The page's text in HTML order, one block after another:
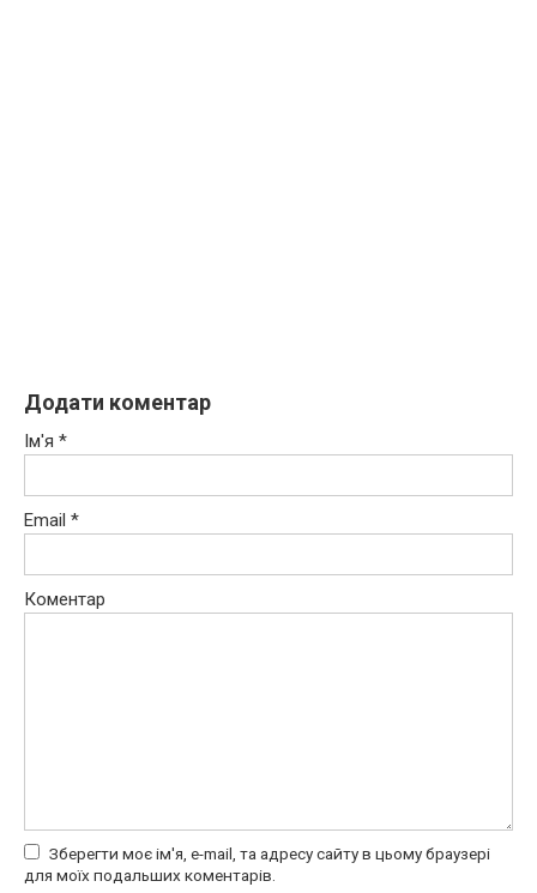
Додати коментар
Ім'я *
Email *
Коментар
Зберегти моє ім'я, e-mail, та адресу сайту в цьому браузері
для моїх подальших коментарів.